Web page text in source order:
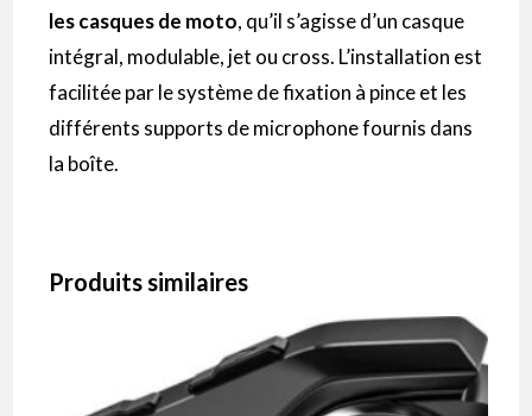
les casques de moto, qu’il s’agisse d’un casque
intégral, modulable, jet ou cross. L’installation est
facilitée par le système de fixation à pince et les
différents supports de microphone fournis dans
la boîte.
Produits similaires